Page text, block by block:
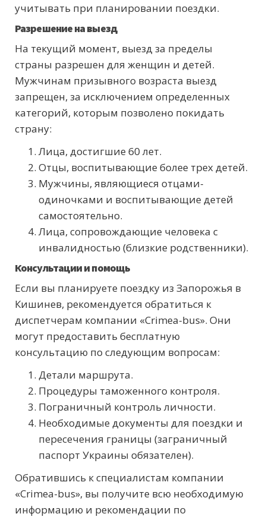
учитывать при планировании поездки.
Разрешение на выезд
На текущий момент, выезд за пределы
страны разрешен для женщин и детей.
Мужчинам призывного возраста выезд
запрещен, за исключением определенных
категорий, которым позволено покидать
страну:
Лица, достигшие 60 лет.
Отцы, воспитывающие более трех детей.
Мужчины, являющиеся отцами-
одиночками и воспитывающие детей
самостоятельно.
Лица, сопровождающие человека с
инвалидностью (близкие родственники).
Консультации и помощь
Если вы планируете поездку из Запорожья в
Кишинев, рекомендуется обратиться к
диспетчерам компании «Crimea-bus». Они
могут предоставить бесплатную
консультацию по следующим вопросам:
Детали маршрута.
Процедуры таможенного контроля.
Пограничный контроль личности.
Необходимые документы для поездки и
пересечения границы (заграничный
паспорт Украины обязателен).
Обратившись к специалистам компании
«Crimea-bus», вы получите всю необходимую
информацию и рекомендации по